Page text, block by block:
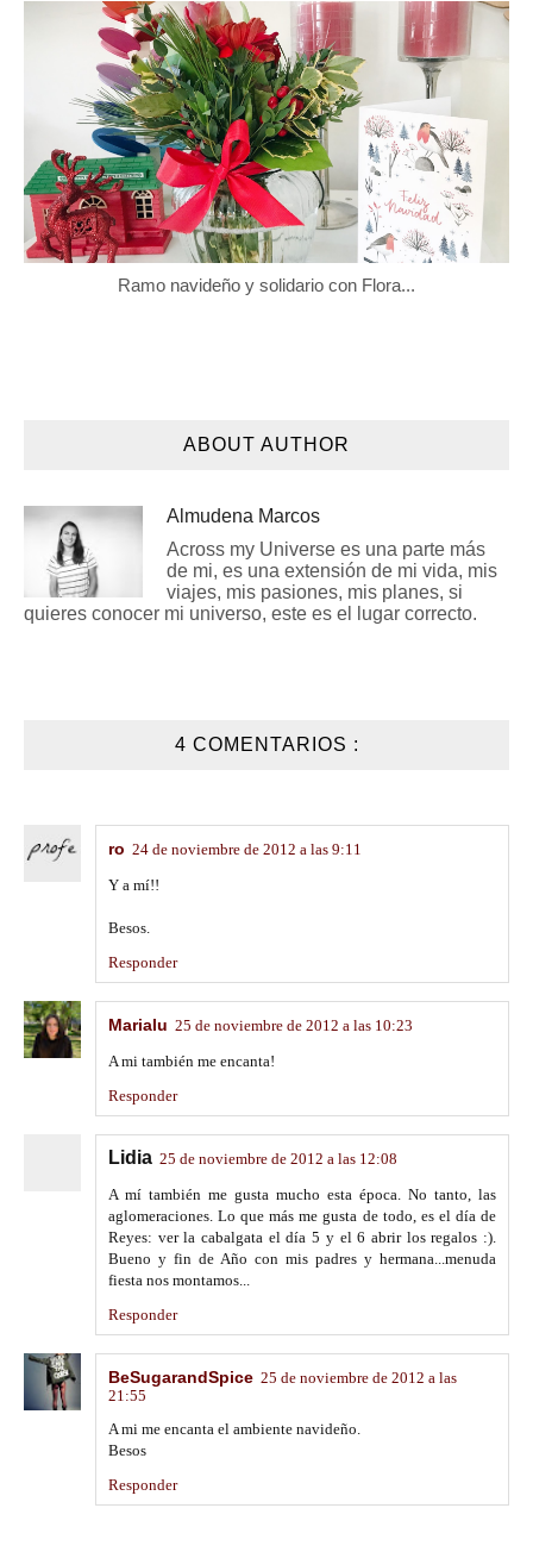
Ramo navideño y solidario con Flora...
ABOUT AUTHOR
Almudena Marcos
Across my Universe es una parte más
de mi, es una extensión de mi vida, mis
viajes, mis pasiones, mis planes, si
quieres conocer mi universo, este es el lugar correcto.
4 COMENTARIOS :
ro 24 de noviembre de 2012 a las 9:11
Y a mí!!
Besos.
Responder
Marialu 25 de noviembre de 2012 a las 10:23
A mi también me encanta!
Responder
Lidia 25 de noviembre de 2012 a las 12:08
A mí también me gusta mucho esta época. No tanto, las
aglomeraciones. Lo que más me gusta de todo, es el día de
Reyes: ver la cabalgata el día 5 y el 6 abrir los regalos :).
Bueno y fin de Año con mis padres y hermana...menuda
fiesta nos montamos...
Responder
BeSugarandSpice 25 de noviembre de 2012 a las
21:55
A mi me encanta el ambiente navideño.
Besos
Responder